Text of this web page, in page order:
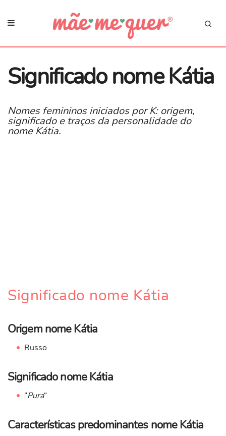
Significado nome Kátia
Nomes femininos iniciados por K: origem,
significado e traços da personalidade do
nome Kátia.
Significado nome Kátia
Origem nome Kátia
Russo
Significado nome Kátia
“Pura“
Características predominantes nome Kátia